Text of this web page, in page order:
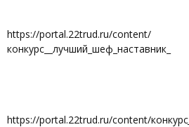
https://portal.22trud.ru/content/
конкурс__лучший_шеф_наставник_
https://portal.22trud.ru/content/конкурс